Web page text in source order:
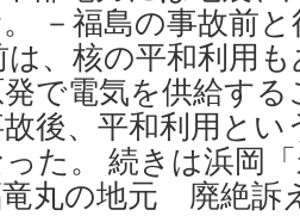
－福島の事故前
は、核の平和利用
で電気を供給す
後、平和利用と
た。 続きは浜岡
丸の地元 廃絶訴